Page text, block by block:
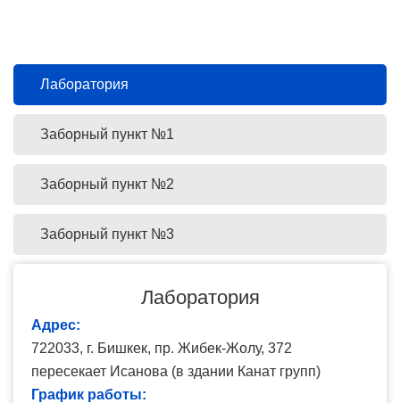
Лаборатория
Заборный пункт №1
Заборный пункт №2
Заборный пункт №3
Лаборатория
Адрес:
722033, г. Бишкек, пр. Жибек-Жолу, 372
пересекает Исанова (в здании Канат групп)
График работы: